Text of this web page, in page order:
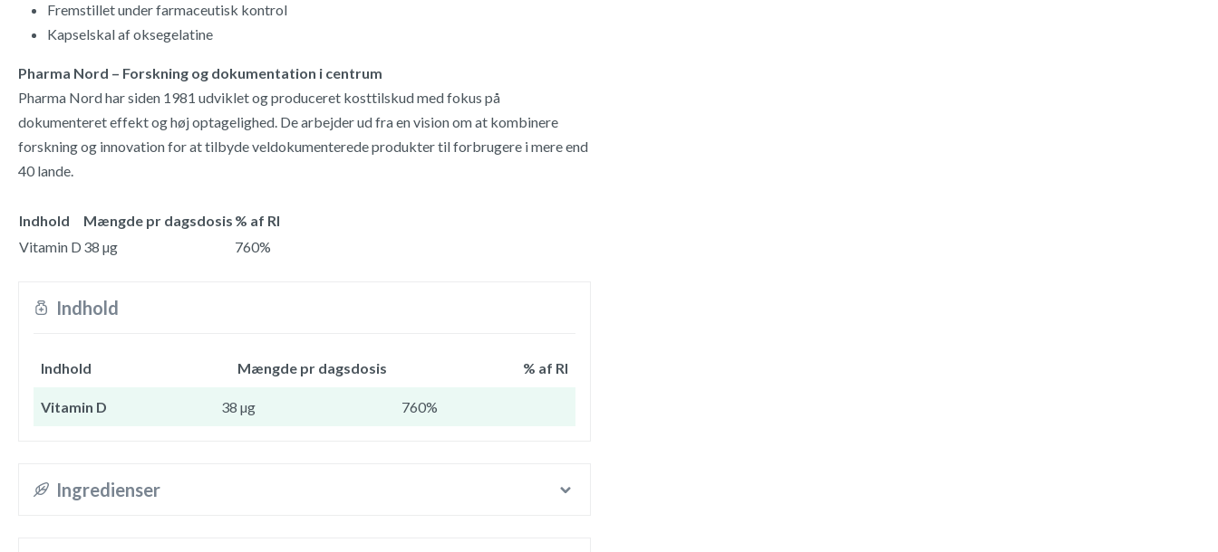
Fremstillet under farmaceutisk kontrol
Kapselskal af oksegelatine
Pharma Nord – Forskning og dokumentation i centrum
Pharma Nord har siden 1981 udviklet og produceret kosttilskud med fokus på
dokumenteret effekt og høj optagelighed. De arbejder ud fra en vision om at kombinere
forskning og innovation for at tilbyde veldokumenterede produkter til forbrugere i mere end
40 lande.
Indhold Mængde pr dagsdosis % af RI
Vitamin D 38 µg 760%
Indhold
Indhold Mængde pr dagsdosis % af RI
Vitamin D 38 µg 760%
Ingredienser